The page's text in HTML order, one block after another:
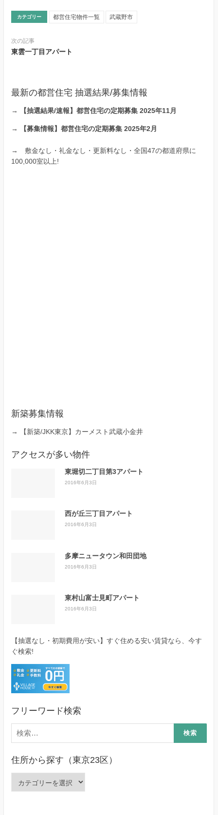
カテゴリー 都営住宅物件一覧 武蔵野市
次の記事
東雲一丁目アパート
最新の都営住宅 抽選結果/募集情報
→ 【抽選結果/速報】都営住宅の定期募集 2025年11月
→ 【募集情報】都営住宅の定期募集 2025年2月
→ 敷金なし・礼金なし・更新料なし・全国47の都道府県に
100,000室以上!
新築募集情報
→ 【新築/JKK東京】カーメスト武蔵小金井
アクセスが多い物件
東堀切二丁目第3アパート
2016年6月3日
西が丘三丁目アパート
2016年6月3日
多摩ニュータウン和田団地
2016年6月3日
東村山富士見町アパート
2016年6月3日
【抽選なし・初期費用が安い】すぐ住める安い賃貸なら、今す
ぐ検索!
フリーワード検索
検
索:
住所から探す（東京23区）